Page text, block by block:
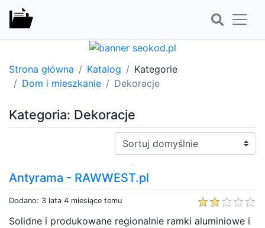
Strona główna Katalog
Kategorie
Dom i mieszkanie
Dekoracje
Kategoria: Dekoracje
Sortuj:
Antyrama - RAWWEST.pl
Dodano: 3 lata 4 miesiące temu
Solidne i produkowane regionalnie ramki aluminiowe i